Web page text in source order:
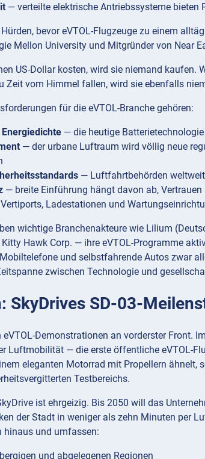
— verteilte elektrische Antriebssysteme bieten
bevor eVTOL-Flugzeuge zu einem
Mellon University und Mitgründer von Near
US-Dollar kosten, wird sie niemand
Zeit vom Himmel fallen, wird sie ebenfalls
für die eVTOL-Branche gehören:
— die heutige
— der urbane Luftraum wird völlig neue
— Luftfahrtbehörden
— breite Einführung hängt davon ab,
Ladestationen und
wichtige Branchenakteure wie Lilium
Hawk Corp. — ihre eVTOL-Programme
und selbstfahrende Autos zwar
zwischen Technologie und
SkyDrives SD-03-
Demonstrationen an vorderster Front.
Luftmobilität — die erste öffentliche eVTOL-
eleganten Motorrad mit Propellern
Testbereichs.
ist ehrgeizig. Bis 2050 will das
der Stadt in weniger als zehn Minuten per
hinaus und umfassen:
und abgelegenen Regionen